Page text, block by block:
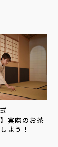
実際のお茶
よう！